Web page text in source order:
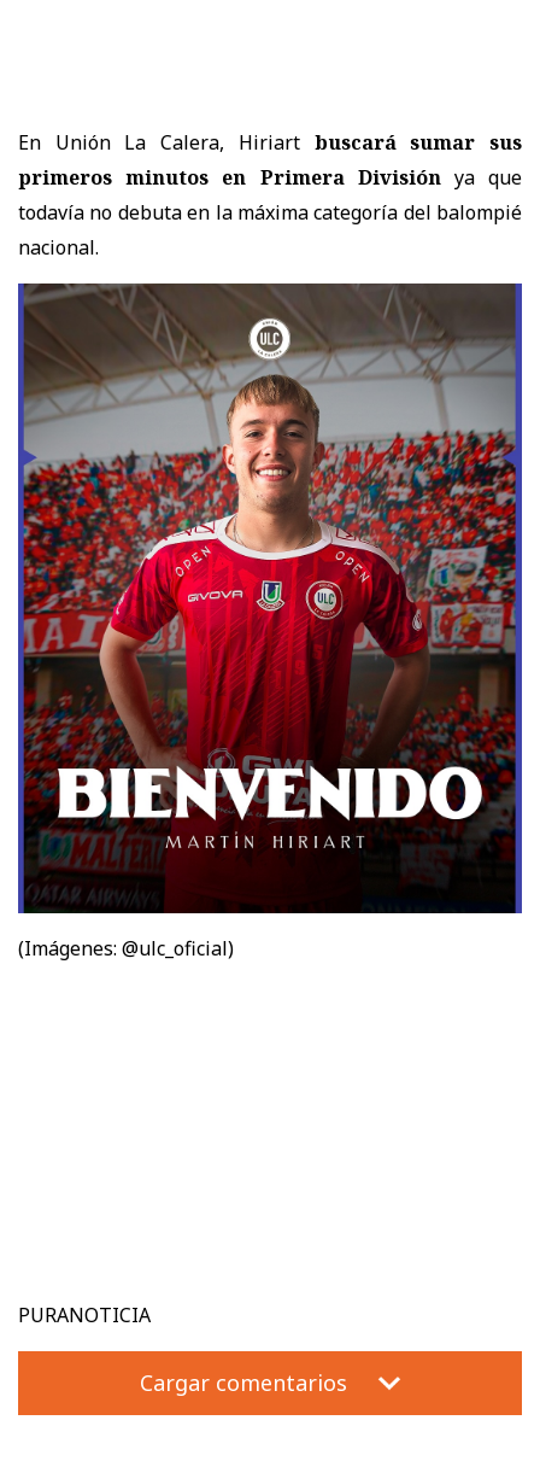
En Unión La Calera, Hiriart buscará sumar sus
primeros minutos en Primera Divisiónya que
todavía no debuta en la máxima categoría del balompié
nacional.
(Imágenes: @ulc_oficial)
PURANOTICIA
Cargar comentarios